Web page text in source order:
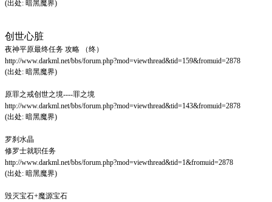
(出处: 暗黑魔界)
创世心脏
夜神平原最终任务 攻略 （终）
http://www.darkml.net/bbs/forum.php?mod=viewthread&tid=159&fromuid=2878
(出处: 暗黑魔界)
原罪之戒创世之境----罪之境
http://www.darkml.net/bbs/forum.php?mod=viewthread&tid=143&fromuid=2878
(出处: 暗黑魔界)
罗刹水晶
修罗士就职任务
http://www.darkml.net/bbs/forum.php?mod=viewthread&tid=1&fromuid=2878
(出处: 暗黑魔界)
毁灭宝石+魔源宝石